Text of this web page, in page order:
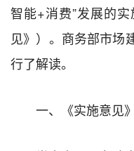
智能+消费”发展的
见》）。商务部市场
行了解读。
一、《实施意见